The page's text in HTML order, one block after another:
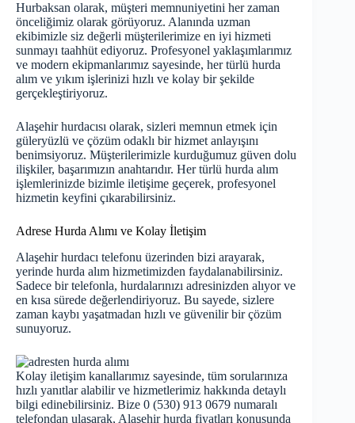
Hurbaksan olarak, müşteri memnuniyetini her zaman
önceliğimiz olarak görüyoruz. Alanında uzman
ekibimizle siz değerli müşterilerimize en iyi hizmeti
sunmayı taahhüt ediyoruz. Profesyonel yaklaşımlarımız
ve modern ekipmanlarımız sayesinde, her türlü hurda
alım ve yıkım işlerinizi hızlı ve kolay bir şekilde
gerçekleştiriyoruz.
Alaşehir hurdacısı olarak, sizleri memnun etmek için
güleryüzlü ve çözüm odaklı bir hizmet anlayışını
benimsiyoruz. Müşterilerimizle kurduğumuz güven dolu
ilişkiler, başarımızın anahtarıdır. Her türlü hurda alım
işlemlerinizde bizimle iletişime geçerek, profesyonel
hizmetin keyfini çıkarabilirsiniz.
Adrese Hurda Alımı ve Kolay İletişim
Alaşehir hurdacı telefonu üzerinden bizi arayarak,
yerinde hurda alım hizmetimizden faydalanabilirsiniz.
Sadece bir telefonla, hurdalarınızı adresinizden alıyor ve
en kısa sürede değerlendiriyoruz. Bu sayede, sizlere
zaman kaybı yaşatmadan hızlı ve güvenilir bir çözüm
sunuyoruz.
Kolay iletişim kanallarımız sayesinde, tüm sorularınıza
hızlı yanıtlar alabilir ve hizmetlerimiz hakkında detaylı
bilgi edinebilirsiniz. Bize 0 (530) 913 0679 numaralı
telefondan ulaşarak, Alaşehir hurda fiyatları konusunda